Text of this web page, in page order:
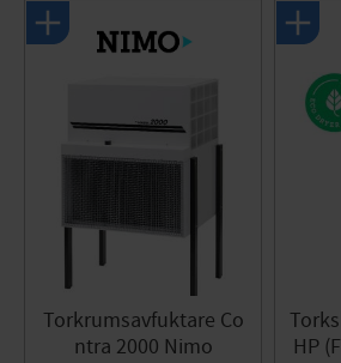
Torkrumsavfuktare Co
ntra 2000 Nimo
HP